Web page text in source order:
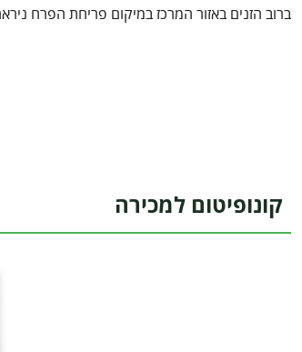
ברוב הזנים באזור המרכז במיקום פריחת הפרח
קונופיטום למכירה